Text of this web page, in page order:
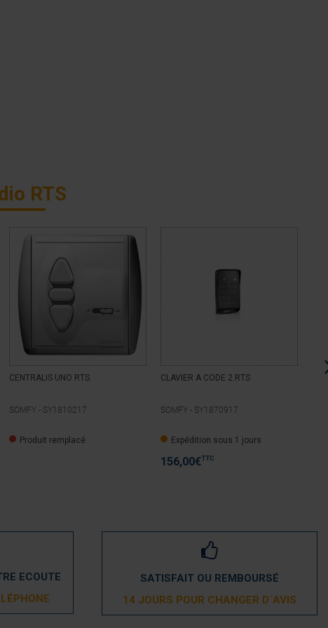
RTS
CENTRALIS UNO RTS
SOMFY - SY1810217
Produit remplacé
CLAVIER A CODE 2 RTS
SOMFY - SY1870917
Expédition sous 1 jours
156,00€TTC
ECOUTE
SATISFAIT OU REMBOURSÉ
14 JOURS POUR CHANGER D´AVIS